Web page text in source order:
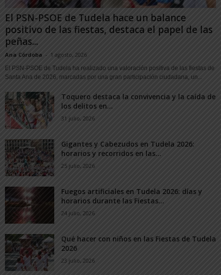
El PSN-PSOE de Tudela hace un balance
positivo de las fiestas, destaca el papel de las
peñas...
Ana Córdoba - 1 agosto, 2026
El PSN-PSOE de Tudela ha realizado una valoración positiva de las fiestas de
Santa Ana de 2026, marcadas por una gran participación ciudadana, un...
Toquero destaca la convivencia y la caída de
los delitos en...
31 julio, 2026
Gigantes y Cabezudos en Tudela 2026:
horarios y recorridos en las...
25 julio, 2026
Fuegos artificiales en Tudela 2026: días y
horarios durante las Fiestas...
24 julio, 2026
Qué hacer con niños en las Fiestas de Tudela
2026
23 julio, 2026